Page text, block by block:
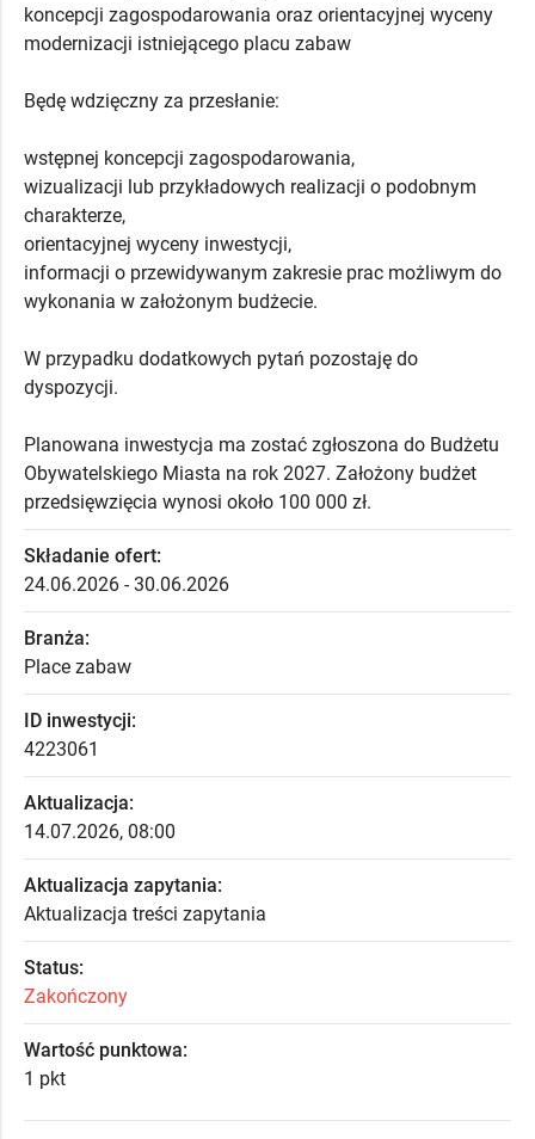
koncepcji zagospodarowania oraz orientacyjnej wyceny
modernizacji istniejącego placu zabaw
Będę wdzięczny za przesłanie:
wstępnej koncepcji zagospodarowania,
wizualizacji lub przykładowych realizacji o podobnym
charakterze,
orientacyjnej wyceny inwestycji,
informacji o przewidywanym zakresie prac możliwym do
wykonania w założonym budżecie.
W przypadku dodatkowych pytań pozostaję do
dyspozycji.
Planowana inwestycja ma zostać zgłoszona do Budżetu
Obywatelskiego Miasta na rok 2027. Założony budżet
przedsięwzięcia wynosi około 100 000 zł.
Składanie ofert:
24.06.2026 - 30.06.2026
Branża:
Place zabaw
ID inwestycji:
4223061
Aktualizacja:
14.07.2026, 08:00
Aktualizacja zapytania:
Aktualizacja treści zapytania
Status:
Zakończony
Wartość punktowa:
1 pkt